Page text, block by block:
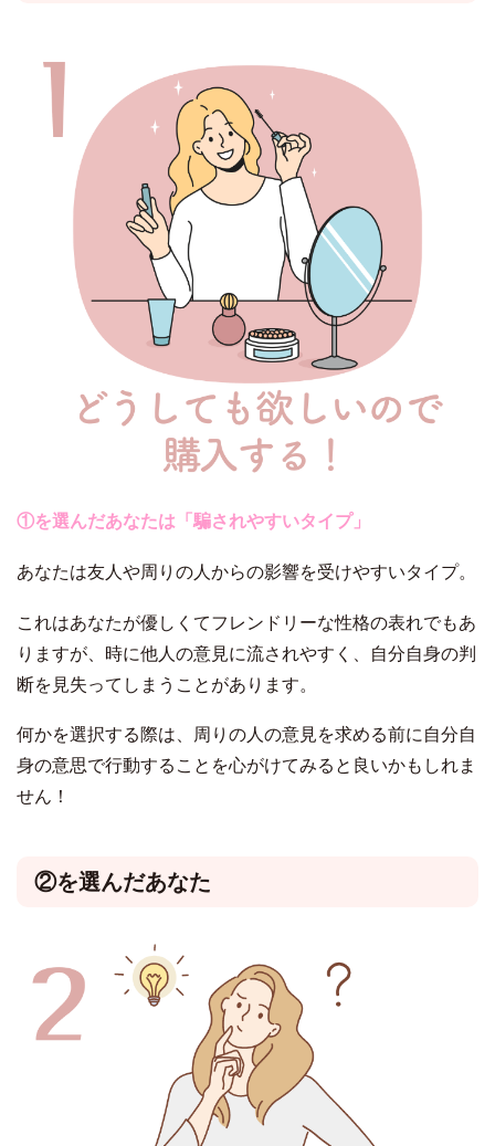
①を選んだあなたは「騙されやすいタイプ」
あなたは友人や周りの人からの影響を受けやすいタイプ。
これはあなたが優しくてフレンドリーな性格の表れでもあ
りますが、時に他人の意見に流されやすく、自分自身の判
断を見失ってしまうことがあります。
何かを選択する際は、周りの人の意見を求める前に自分自
身の意思で行動することを心がけてみると良いかもしれま
せん！
②を選んだあなた